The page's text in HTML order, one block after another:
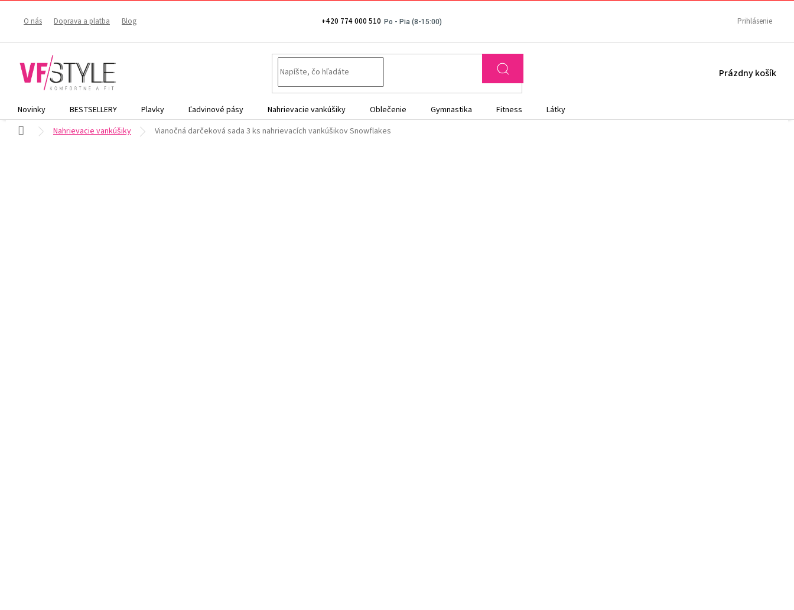
+420 774 000 510
O nás Doprava a platba Blog Prihlásenie
NÁKUPNÝ
Prázdny košík
Novinky BESTSELLERY Plavky Ľadvinové pásy Nahrievacie vankúšiky Oblečenie Gymnastika Fitness
Látky
DomovNahrievacie vankúšiky Vianočná darčeková sada 3 ks nahrievacích vankúšikov Snowflakes